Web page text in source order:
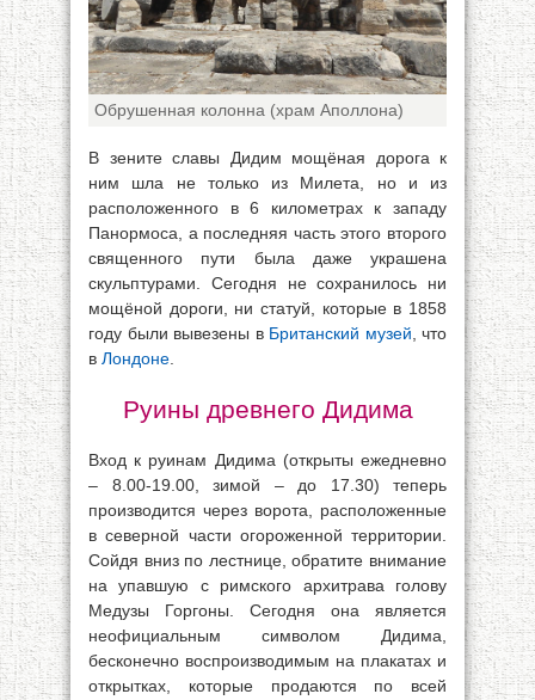
Обрушенная колонна (храм Аполлона)
В зените славы Дидим мощёная дорога к
ним шла не только из Милета, но и из
расположенного в 6 километрах к западу
Панормоса, а последняя часть этого второго
священного пути была даже украшена
скульптурами. Сегодня не сохранилось ни
мощёной дороги, ни статуй, которые в 1858
году были вывезены в Британский музей , что
в Лондоне
Руины древнего Дидима
Вход к руинам Дидима (открыты ежедневно
– 8.00-19.00, зимой – до 17.30) теперь
производится через ворота, расположенные
в северной части огороженной территории.
Сойдя вниз по лестнице, обратите внимание
на упавшую с римского архитрава голову
Медузы Горгоны. Сегодня она является
неофициальным символом Дидима,
бесконечно воспроизводимым на плакатах и
открытках, которые продаются по всей